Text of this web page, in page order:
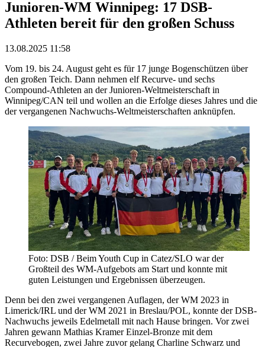
Junioren-WM Winnipeg: 17 DSB-
Athleten bereit für den großen Schuss
13.08.2025 11:58
Vom 19. bis 24. August geht es für 17 junge Bogenschützen über
den großen Teich. Dann nehmen elf Recurve- und sechs
Compound-Athleten an der Junioren-Weltmeisterschaft in
Winnipeg/CAN teil und wollen an die Erfolge dieses Jahres und die
der vergangenen Nachwuchs-Weltmeisterschaften anknüpfen.
Foto: DSB / Beim Youth Cup in Catez/SLO war der
Großteil des WM-Aufgebots am Start und konnte mit
guten Leistungen und Ergebnissen überzeugen.
Denn bei den zwei vergangenen Auflagen, der WM 2023 in
Limerick/IRL und der WM 2021 in Breslau/POL, konnte der DSB-
Nachwuchs jeweils Edelmetall mit nach Hause bringen. Vor zwei
Jahren gewann Mathias Kramer Einzel-Bronze mit dem
Recurvebogen, zwei Jahre zuvor gelang Charline Schwarz und